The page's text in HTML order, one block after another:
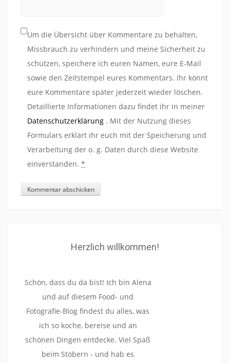
Um die Übersicht über Kommentare zu behalten,
Missbrauch zu verhindern und meine Sicherheit zu
schützen, speichere ich euren Namen, eure E-Mail
sowie den Zeitstempel eures Kommentars. Ihr könnt
eure Kommentare später jederzeit wieder löschen.
Detaillierte Informationen dazu findet ihr in meiner
Datenschutzerklärung . Mit der Nutzung dieses
Formulars erklärt ihr euch mit der Speicherung und
Verarbeitung der o. g. Daten durch diese Website
einverstanden. *
Herzlich willkommen!
Schön, dass du da bist! Ich bin Alena
und auf diesem Food- und
Fotografie-Blog findest du alles, was
ich so koche, bereise und an
schönen Dingen entdecke. Viel Spaß
beim Stöbern - und hab es